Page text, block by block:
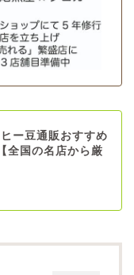
ー豆通販おすすめ
全国の名店から厳